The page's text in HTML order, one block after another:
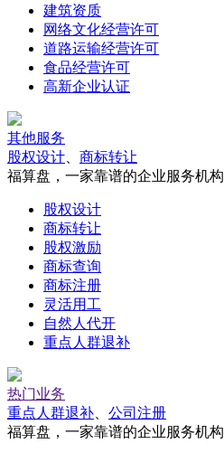
建筑资质
网络文化经营许可
道路运输经营许可
食品经营许可
高新企业认证
其他服务
股权设计
商标转让
福算盘，一家靠谱的企业服务机构
股权设计
商标转让
股权激励
商标查询
商标注册
灵活用工
自然人代开
重点人群退补
热门业务
重点人群退补
公司注册
福算盘，一家靠谱的企业服务机构